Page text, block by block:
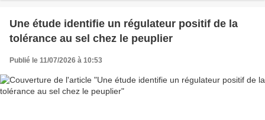
Une étude identifie un régulateur positif de la
tolérance au sel chez le peuplier
Publié le 11/07/2026 à 10:53